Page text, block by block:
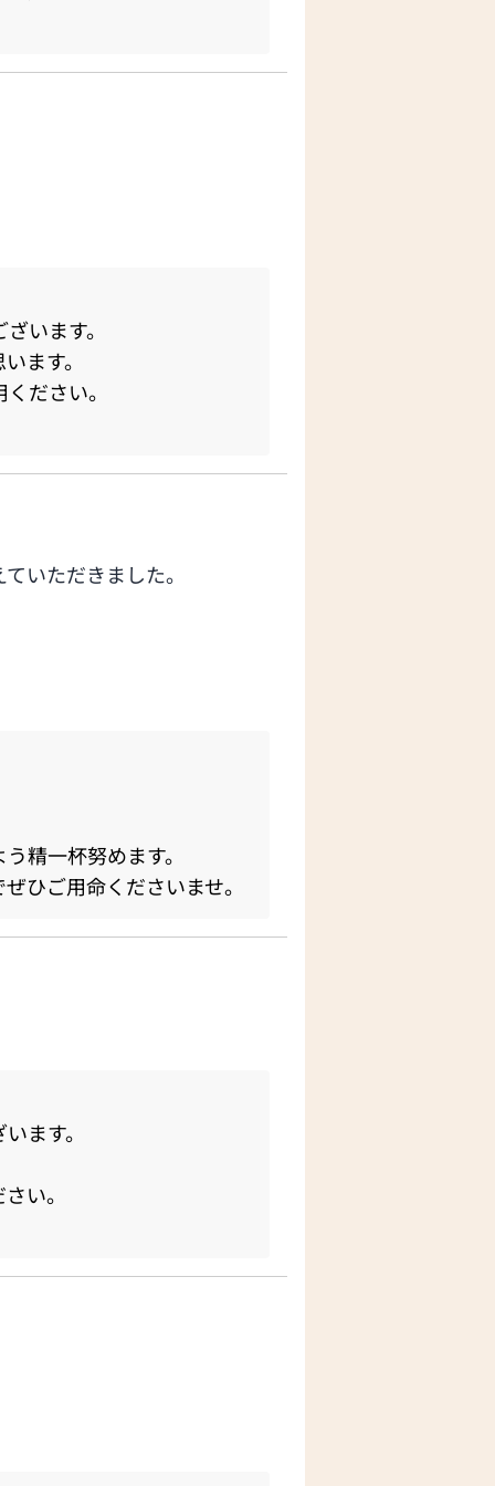
います。
ます。
ださい。
いただきました。
精一杯努めます。
ひご用命くださいませ。
ます。
い。